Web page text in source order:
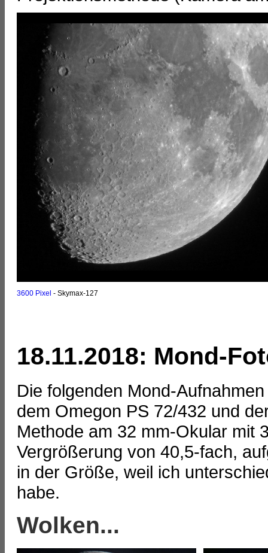
3600 Pixel - Skymax-127
18.11.2018: Mond-
Die folgenden Mond-
dem Omegon PS 72/432 und
Methode am 32 mm-Okular mit
Vergrößerung von 40,5-fach,
in der Größe, weil ich
habe.
Wolken...